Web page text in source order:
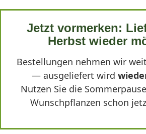
- Origanum vulgare
Jetzt vormerken:
Herbst wieder
Bestellungen nehmen wir
— ausgeliefert wird
Nutzen Sie die
Wunschpflanzen schon